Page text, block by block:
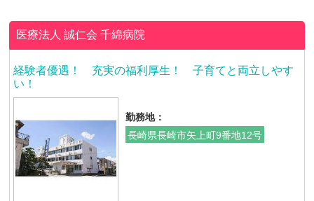
医療法人 誠仁会千綿病院
経験者優遇！ 充実の福利厚生！ 子育てと両立しやす
い！
勤務地：
長崎県長崎市矢上町9番地12号